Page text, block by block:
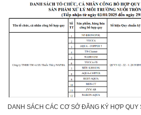
DANH SÁCH CÁC CƠ SỞ ĐĂNG KÝ HỢP QUY